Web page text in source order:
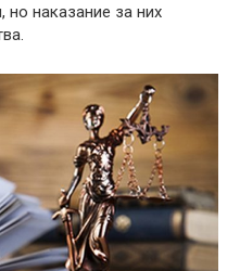
наказание за них